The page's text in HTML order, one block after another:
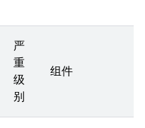
严
重
级
别
组件